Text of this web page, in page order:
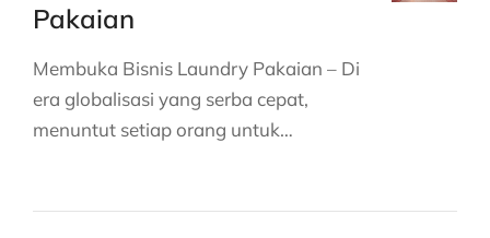
Pakaian
Membuka Bisnis Laundry Pakaian – Di
era globalisasi yang serba cepat,
menuntut setiap orang untuk…